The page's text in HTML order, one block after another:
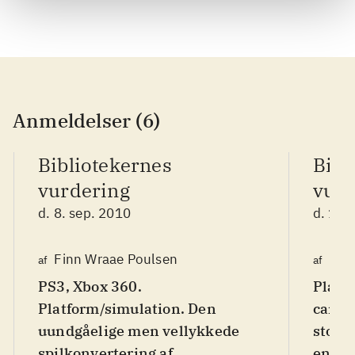
Anmeldelser (6)
Bibliotekernes
vurdering
d. 8. sep. 2010
af Finn Wraae Poulsen
PS3, Xbox 360.
Platform/simulation. Den
uundgåelige men vellykkede
d. 16.
af
story